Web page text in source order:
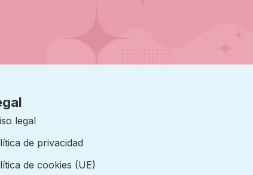
legal
de privacidad
de cookies (UE)